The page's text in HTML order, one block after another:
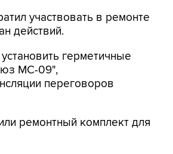
участвовать в ремонте
действий.
герметичные
МС-09",
переговоров
ремонтный комплект для